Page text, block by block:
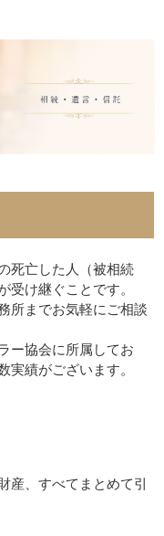
死亡した人（被相続
受け継ぐことです。
所までお気軽にご相談
ー協会に所属してお
実績がございます。
産、すべてまとめて引